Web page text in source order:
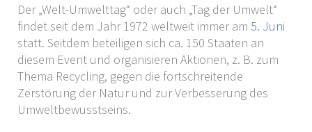
Der „Welt-Umwelttag“ oder auch „Tag der Umwelt“
findet seit dem Jahr 1972 weltweit immer am 5. Juni
statt. Seitdem beteiligen sich ca. 150 Staaten an
diesem Event und organisieren Aktionen, z. B. zum
Thema Recycling, gegen die fortschreitende
Zerstörung der Natur und zur Verbesserung des
Umweltbewusstseins.